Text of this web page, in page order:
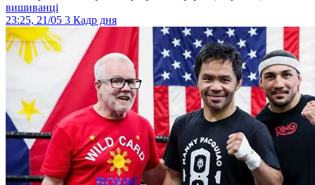
вишиванці
23:25, 21/05 3 Кадр дня